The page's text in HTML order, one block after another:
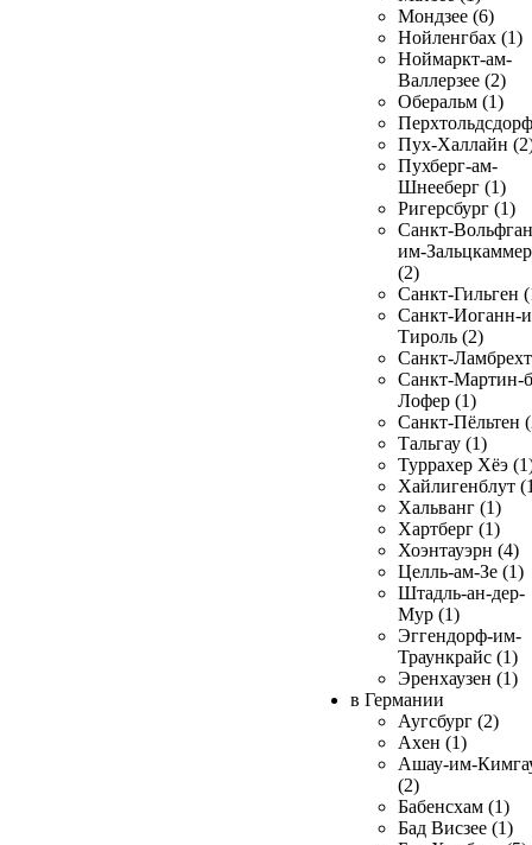
Мондзее (6)
Нойленгбах (1)
Ноймаркт-ам-
Валлерзее (2)
Оберальм (1)
Пух-Халлайн
Пухберг-ам-
Шнееберг (1)
Ригерсбург (1)
Санкт-
им-
(2)
Санкт-Гильген
Санкт-Иоганн-
Тироль (2)
Санкт-
Санкт-Мартин-
Лофер (1)
Санкт-Пёльтен
Тальгау (1)
Туррахер Хёэ
Хайлигенблут
Хальванг (1)
Хартберг (1)
Хоэнтауэрн (4)
Целль-ам-Зе (1)
Штадль-ан-дер-
Мур (1)
Эггендорф-им-
Траункрайс (1)
Эренхаузен (1)
в Германии
Аугсбург (2)
Ахен (1)
Ашау-им-
(2)
Бабенсхам (1)
Бад Висзее (1)